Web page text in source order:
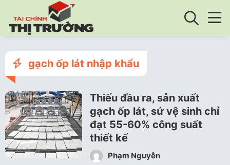
gạch ốp lát nhập khẩu
Thiếu đầu ra, sản xuất
gạch ốp lát, sứ vệ sinh chỉ
đạt 55-60% công suất
thiết kế
Phạm Nguyễn